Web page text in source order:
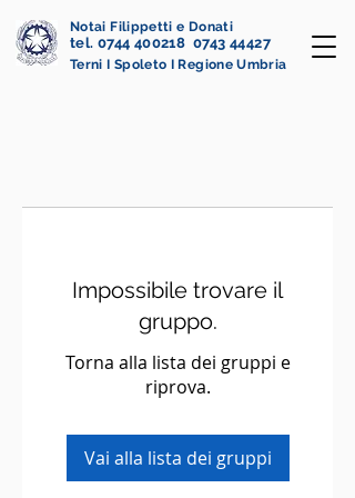
Notai Filippetti e Donati
tel. 0744 400218 0743 44427
Terni I Spoleto I Regione Umbria
Impossibile trovare il
gruppo.
Torna alla lista dei gruppi e
riprova.
Vai alla lista dei gruppi